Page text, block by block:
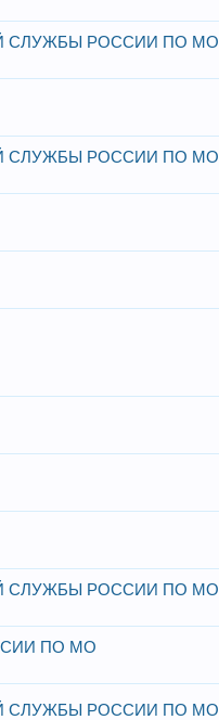
СЛУЖБЫ РОССИИ ПО МО
СЛУЖБЫ РОССИИ ПО МО
СЛУЖБЫ РОССИИ ПО МО
ПО МО
СЛУЖБЫ РОССИИ ПО МО